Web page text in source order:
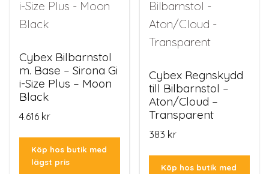
Cybex Bilbarnstol
m. Base – Sirona Gi
i-Size Plus – Moon
Black
4.616 kr
Köp hos butik med
lägst pris
Cybex Regnskydd
till Bilbarnstol –
Aton/Cloud –
Transparent
383 kr
Köp hos butik med